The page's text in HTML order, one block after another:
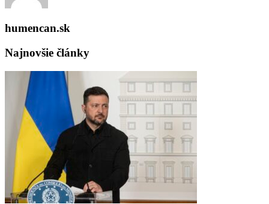
humencan.sk
Najnovšie články